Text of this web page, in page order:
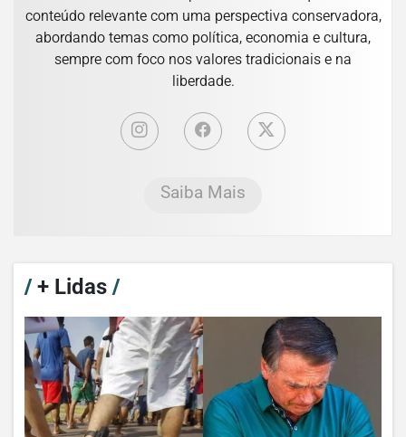
conteúdo relevante com uma perspectiva conservadora,
abordando temas como política, economia e cultura,
sempre com foco nos valores tradicionais e na
liberdade.
Saiba Mais
/+ Lidas /